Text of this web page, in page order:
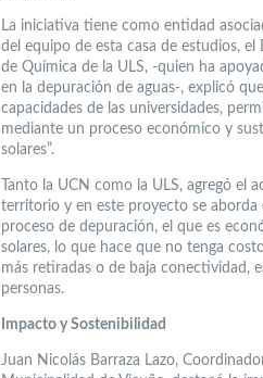
La iniciativa tiene como entidad
del equipo de esta casa de estudios,
de Química de la ULS, -quien ha
en la depuración de aguas-, explicó
capacidades de las universidades,
mediante un proceso económico y
solares”.
Tanto la UCN como la ULS, agregó
territorio y en este proyecto se aborda
proceso de depuración, el que es
solares, lo que hace que no tenga
más retiradas o de baja conectividad,
personas.
Impacto y Sostenibilidad
Juan Nicolás Barraza Lazo,